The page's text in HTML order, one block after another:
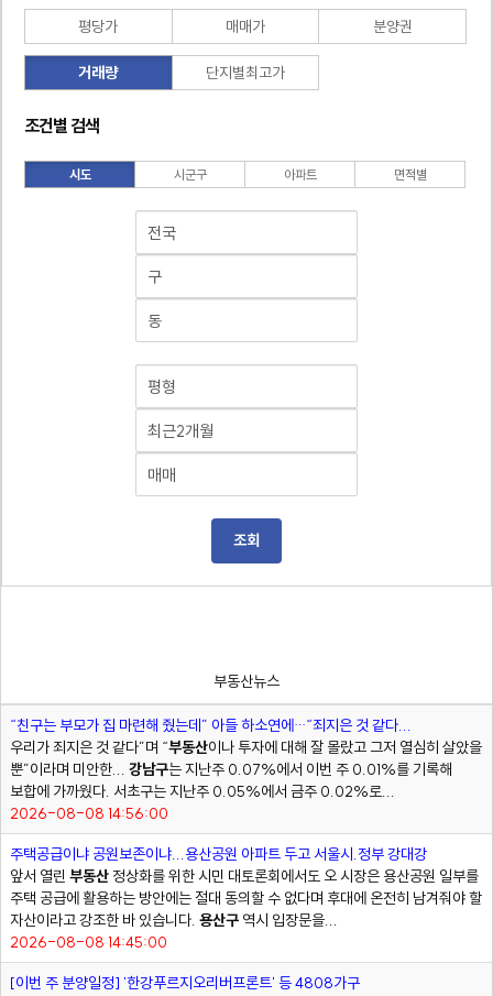
평당가 매매가 분양권
거래량 단지별최고가
조건별 검색
시도 시군구 아파트 면적별
조회
부동산뉴스
“친구는 부모가 집 마련해 줬는데” 아들 하소연에…“죄지은 것 같다...
우리가 죄지은 것 같다”며 “부동산이나 투자에 대해 잘 몰랐고 그저 열심히 살았을
뿐”이라며 미안한... 강남구는 지난주 0.07%에서 이번 주 0.01%를 기록해
보합에 가까웠다. 서초구는 지난주 0.05%에서 금주 0.02%로...
2026-08-08 14:56:00
주택공급이냐 공원보존이냐...용산공원 아파트 두고 서울시.정부 강대강
앞서 열린 부동산 정상화를 위한 시민 대토론회에서도 오 시장은 용산공원 일부를
주택 공급에 활용하는 방안에는 절대 동의할 수 없다며 후대에 온전히 남겨줘야 할
자산이라고 강조한 바 있습니다. 용산구 역시 입장문을...
2026-08-08 14:45:00
[이번 주 분양일정] '한강푸르지오리버프론트' 등 4808가구